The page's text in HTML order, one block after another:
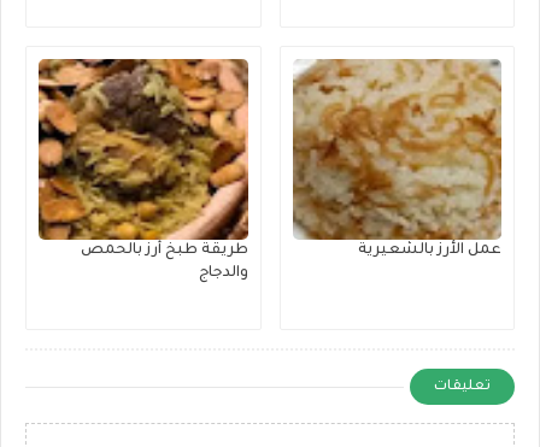
عمل الأرز بالشعيرية
طريقة طبخ أرز بالحمص
والدجاج
تعليقات